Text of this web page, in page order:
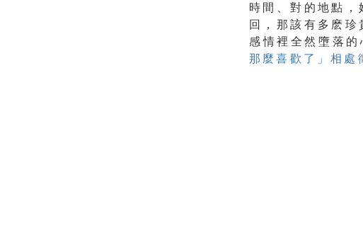
時間、對的地點
回，那該有多麽
感情裡全然墮落的
那麼喜歡了」相處